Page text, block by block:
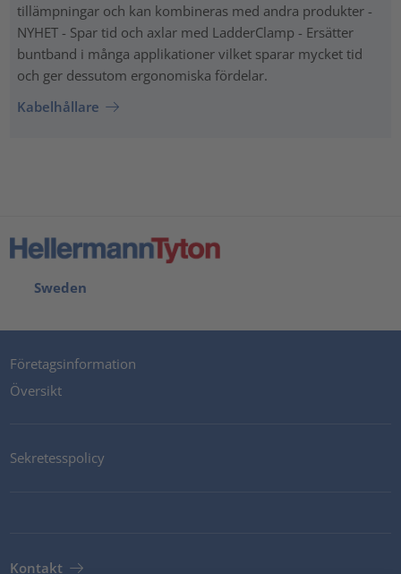
tillämpningar och kan kombineras med andra produkter -
NYHET - Spar tid och axlar med LadderClamp - Ersätter
buntband i många applikationer vilket sparar mycket tid
och ger dessutom ergonomiska fördelar.
Kabelhållare
Sweden
Företagsinformation
Översikt
Sekretesspolicy
Kontakt